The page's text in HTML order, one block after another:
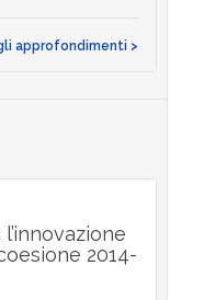
approfondimenti >
2014-